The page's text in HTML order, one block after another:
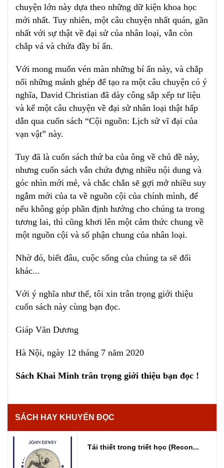
chuyện lớn này dựa theo những dữ kiện khoa học
mới nhất. Tuy nhiên, một câu chuyện nhất quán, gần
nhất với sự thật về đại sử của nhân loại, vẫn còn
chắp vá và chứa đầy bí ẩn.
Với mong muốn vén màn những bí ẩn này, và chắp
nối những mảnh ghép để tạo ra một câu chuyện có ý
nghĩa, David Christian đã dày công sắp xếp tư liệu
và kể một câu chuyện về đại sử nhân loại thật hấp
dẫn qua cuốn sách “Cội nguồn: Lịch sử vĩ đại của
vạn vật” này.
Tuy đã là cuốn sách thứ ba của ông về chủ đề này,
nhưng cuốn sách vẫn chứa đựng nhiều nội dung và
góc nhìn mới mẻ, và chắc chắn sẽ gợi mở nhiều suy
ngẫm mới của ta về nguồn cội của chính mình, để
nếu không góp phần định hướng cho chúng ta trong
tương lai, thì cũng khơi lên một cảm thức chung về
một nguồn cội và số phận chung của nhân loại.
Nhờ đó, biết đâu, cuộc sống của chúng ta sẽ đổi
khác...
Với ý nghĩa như thế, tôi xin trân trọng giới thiệu
cuốn sách này cùng bạn đọc.
Giáp Văn Dương
Hà Nội, ngày 12 tháng 7 năm 2020
Sách Khai Minh trân trọng giới thiệu bạn đọc !
SÁCH HAY KHUYẾN ĐỌC
Tái thiết trong triết học (Recon...